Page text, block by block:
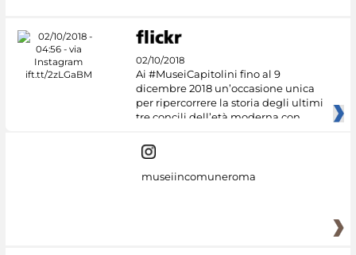
02/10/2018
Ai #MuseiCapitolini fino al 9
dicembre 2018 un’occasione unica
per ripercorrere la storia degli ultimi
tre concili dell’età moderna con
museiincomuneroma